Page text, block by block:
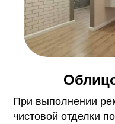
При выполнении
чистовой отделки